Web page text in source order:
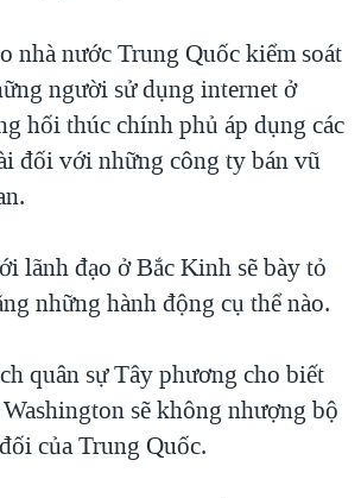
nhà nước Trung Quốc kiểm soát
người sử dụng internet ở
hối thúc chính phủ áp dụng các
đối với những công ty bán vũ
lãnh đạo ở Bắc Kinh sẽ bày tỏ
những hành động cụ thể nào.
quân sự Tây phương cho biết
sẽ không nhượng bộ
của Trung Quốc.